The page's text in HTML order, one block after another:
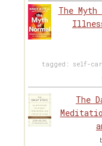
The
tagged: self-
The